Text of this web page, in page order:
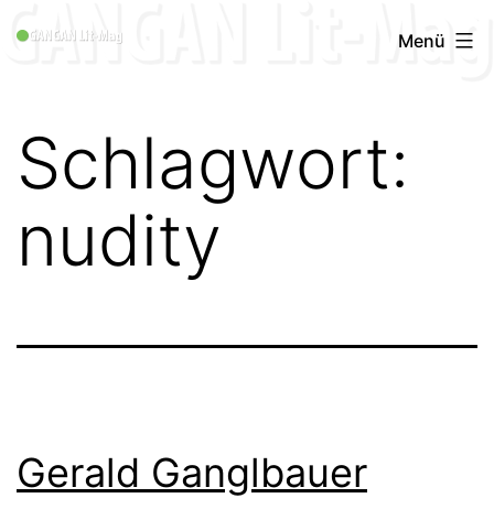
GANGAN
1996
-
2019
Menü
Schlagwort:
nudity
Gerald Ganglbauer